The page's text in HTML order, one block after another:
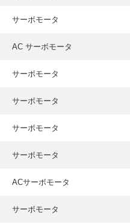
サーボモータ
AC サーボモータ
サーボモータ
サーボモータ
サーボモータ
サーボモータ
ACサーボモータ
サーボモータ